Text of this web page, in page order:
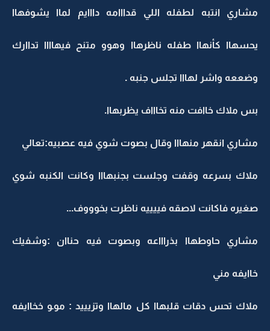
مشاري انتبه لطفله اللي قدااامه دااايم لماا يشوفهاا
يحسهاا كأنهاا طفله ناظرهاا وهوو متنح فيهاااا تداارك
وضععه واشر لهااا تجلس جنبه .
بس ملاك خاافت منه تخاااف يظربهاا.
مشاري انقهر منهااا وقال بصوت شوي فيه عصبيه:تعالي
ملاك بسرعه وقفت وجلست بجنبهااا وكانت الكنبه شوي
صغيره فاكانت لاصقه فييييه ناظرت بخوووف...
مشاري حاوطهاا بذراااعه وبصوت فيه حناان :وشفيك
خاايفه مني
ملاك تحس دقات قلبهاا كل مالهاا وتزيييد : موـو خخاايفه